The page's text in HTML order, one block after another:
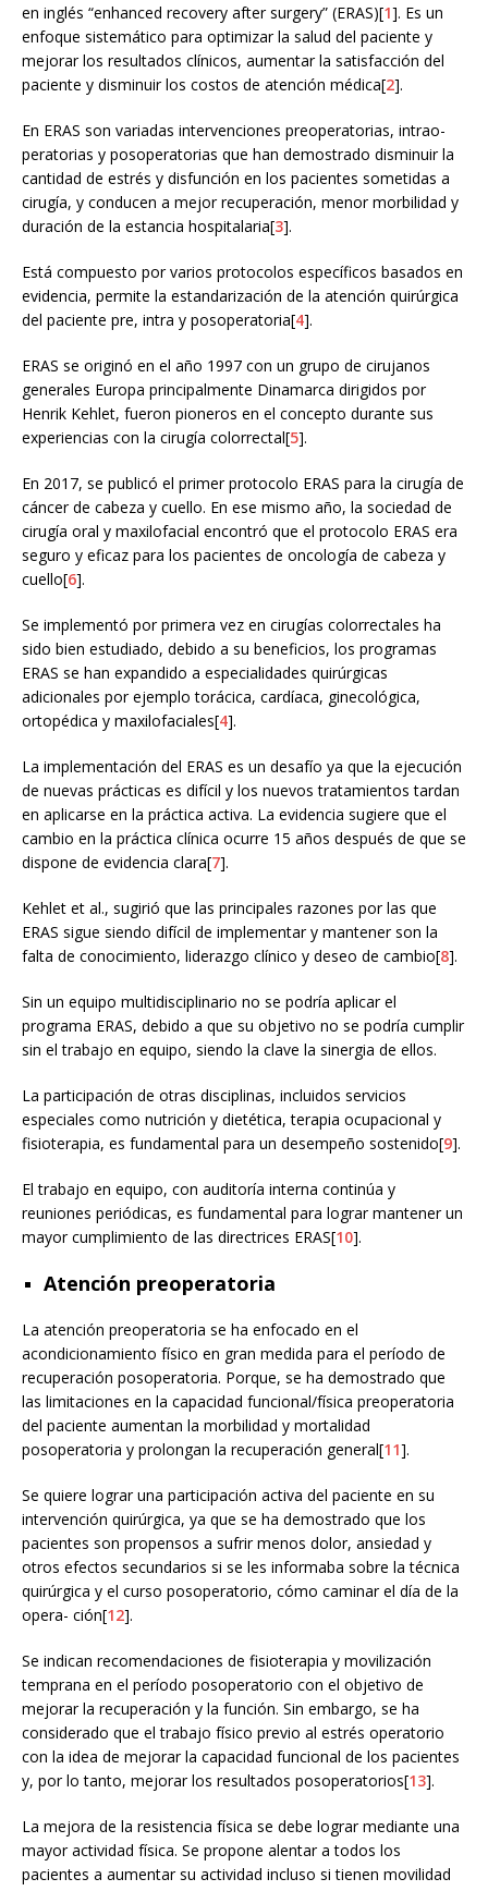
en inglés “enhanced recovery after surgery” (ERAS)[1]. Es un
enfoque sistemático para optimizar la salud del paciente y
mejorar los resultados clínicos, aumentar la satisfacción del
paciente y disminuir los costos de atención médica[2].
En ERAS son variadas intervenciones preoperatorias, intrao-
peratorias y posoperatorias que han demostrado disminuir la
cantidad de estrés y disfunción en los pacientes sometidas a
cirugía, y conducen a mejor recuperación, menor morbilidad y
duración de la estancia hospitalaria[3].
Está compuesto por varios protocolos específicos basados en
evidencia, permite la estandarización de la atención quirúrgica
del paciente pre, intra y posoperatoria[4].
ERAS se originó en el año 1997 con un grupo de cirujanos
generales Europa principalmente Dinamarca dirigidos por
Henrik Kehlet, fueron pioneros en el concepto durante sus
experiencias con la cirugía colorrectal[5].
En 2017, se publicó el primer protocolo ERAS para la cirugía de
cáncer de cabeza y cuello. En ese mismo año, la sociedad de
cirugía oral y maxilofacial encontró que el protocolo ERAS era
seguro y eficaz para los pacientes de oncología de cabeza y
cuello[6].
Se implementó por primera vez en cirugías colorrectales ha
sido bien estudiado, debido a su beneficios, los programas
ERAS se han expandido a especialidades quirúrgicas
adicionales por ejemplo torácica, cardíaca, ginecológica,
ortopédica y maxilofaciales[4].
La implementación del ERAS es un desafío ya que la ejecución
de nuevas prácticas es difícil y los nuevos tratamientos tardan
en aplicarse en la práctica activa. La evidencia sugiere que el
cambio en la práctica clínica ocurre 15 años después de que se
dispone de evidencia clara[7].
Kehlet et al., sugirió que las principales razones por las que
ERAS sigue siendo difícil de implementar y mantener son la
falta de conocimiento, liderazgo clínico y deseo de cambio[8].
Sin un equipo multidisciplinario no se podría aplicar el
programa ERAS, debido a que su objetivo no se podría cumplir
sin el trabajo en equipo, siendo la clave la sinergia de ellos.
La participación de otras disciplinas, incluidos servicios
especiales como nutrición y dietética, terapia ocupacional y
fisioterapia, es fundamental para un desempeño sostenido[9].
El trabajo en equipo, con auditoría interna continúa y
reuniones periódicas, es fundamental para lograr mantener un
mayor cumplimiento de las directrices ERAS[10].
Atención preoperatoria
La atención preoperatoria se ha enfocado en el
acondicionamiento físico en gran medida para el período de
recuperación posoperatoria. Porque, se ha demostrado que
las limitaciones en la capacidad funcional/física preoperatoria
del paciente aumentan la morbilidad y mortalidad
posoperatoria y prolongan la recuperación general[11].
Se quiere lograr una participación activa del paciente en su
intervención quirúrgica, ya que se ha demostrado que los
pacientes son propensos a sufrir menos dolor, ansiedad y
otros efectos secundarios si se les informaba sobre la técnica
quirúrgica y el curso posoperatorio, cómo caminar el día de la
opera- ción[12].
Se indican recomendaciones de fisioterapia y movilización
temprana en el período posoperatorio con el objetivo de
mejorar la recuperación y la función. Sin embargo, se ha
considerado que el trabajo físico previo al estrés operatorio
con la idea de mejorar la capacidad funcional de los pacientes
y, por lo tanto, mejorar los resultados posoperatorios[13].
La mejora de la resistencia física se debe lograr mediante una
mayor actividad física. Se propone alentar a todos los
pacientes a aumentar su actividad incluso si tienen movilidad